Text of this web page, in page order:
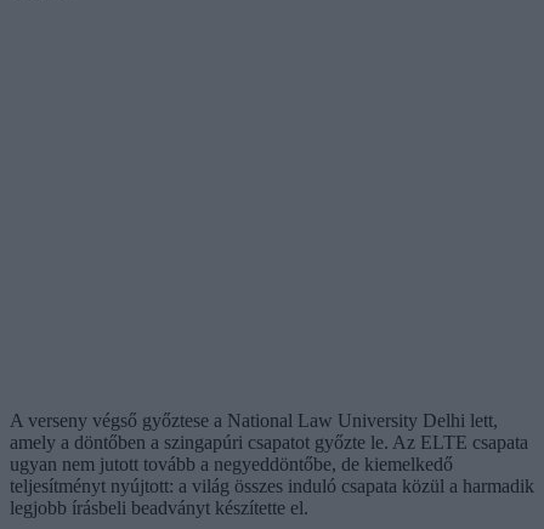
A verseny végső győztese a National Law University Delhi lett,
amely a döntőben a szingapúri csapatot győzte le. Az ELTE csapata
ugyan nem jutott tovább a negyeddöntőbe, de kiemelkedő
teljesítményt nyújtott: a világ összes induló csapata közül a harmadik
legjobb írásbeli beadványt készítette el.